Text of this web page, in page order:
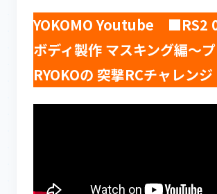
YOKOMO Youtube ■RS2 0
ボディ製作 マスキング編～
RYOKOの 突撃RCチャレンジ